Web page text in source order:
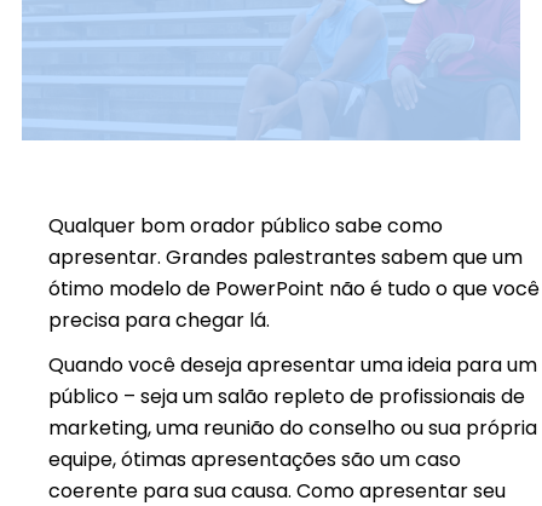
Qualquer bom orador público sabe como
apresentar. Grandes palestrantes sabem que um
ótimo modelo de PowerPoint não é tudo o que você
precisa para chegar lá.
Quando você deseja apresentar uma ideia para um
público – seja um salão repleto de profissionais de
marketing, uma reunião do conselho ou sua própria
equipe, ótimas apresentações são um caso
coerente para sua causa. Como apresentar seu